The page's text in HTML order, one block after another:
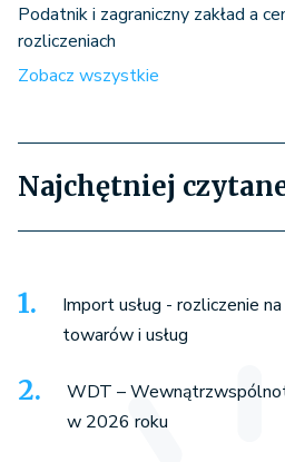
Podatnik i zagraniczny zakład a
rozliczeniach
Zobacz wszystkie
Najchętniej
Import usług - rozliczenie
towarów i usług
WDT –
w 2026 roku